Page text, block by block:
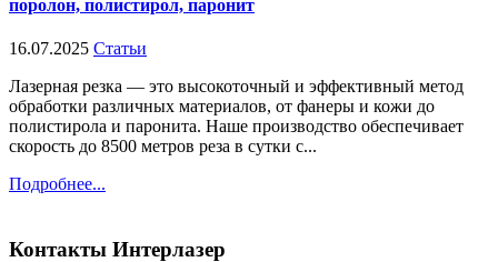
поролон, полистирол, паронит
16.07.2025 Статьи
Лазерная резка — это высокоточный и эффективный метод
обработки различных материалов, от фанеры и кожи до
полистирола и паронита. Наше производство обеспечивает
скорость до 8500 метров реза в сутки с...
Подробнее...
Контакты Интерлазер